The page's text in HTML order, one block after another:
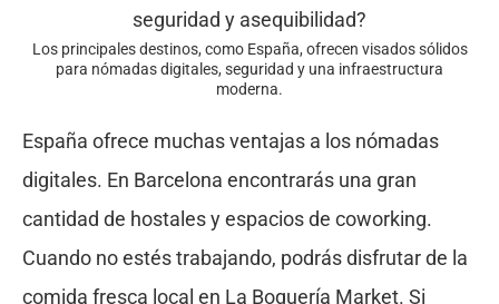
Los principales destinos, como España, ofrecen visados sólidos
para nómadas digitales, seguridad y una infraestructura
moderna.
España ofrece muchas ventajas a los nómadas
digitales. En Barcelona encontrarás una gran
cantidad de hostales y espacios de coworking.
Cuando no estés trabajando, podrás disfrutar de la
comida fresca local en La Boquería Market. Si